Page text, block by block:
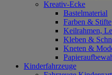
Kreativ-Ecke
Bastelmaterial
Farben & Stifte
Keilrahmen,
Kleben &
Kneten &
Kinderfahrzeuge